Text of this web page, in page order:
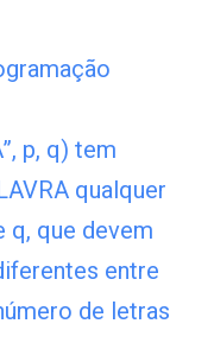
p, q) tem
qualquer
q, que devem
entre
de letras